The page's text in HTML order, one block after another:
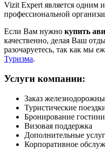
Vizit Expert является одним
профессиональной
Если Вам нужно купить
качественно, делая Ваш
разочаруетесь, так как мы
Туризма.
Услуги компании:
Заказ
Туристические
Бронирование
Визовая поддержка
Дополнительные
Корпоративное